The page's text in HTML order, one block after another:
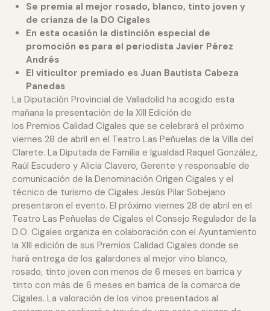
Se premia al mejor rosado, blanco, tinto joven y
de crianza de la DO Cigales
En esta ocasión la distinción especial de
promoción es para el periodista Javier Pérez
Andrés
El viticultor premiado es Juan Bautista Cabeza
Panedas
La Diputación Provincial de Valladolid ha acogido esta
mañana la presentación de la XIII Edición de
los Premios Calidad Cigales que se celebrará el próximo
viernes 28 de abril en el Teatro Las Peñuelas de la Villa del
Clarete. La Diputada de Familia e Igualdad Raquel González,
Raúl Escudero y Alicia Clavero, Gerente y responsable de
comunicación de la Denominación Origen Cigales y el
técnico de turismo de Cigales Jesús Pilar Sobejano
presentaron el evento. El próximo viernes 28 de abril en el
Teatro Las Peñuelas de Cigales el Consejo Regulador de la
D.O. Cigales organiza en colaboración con el Ayuntamiento
la XIII edición de sus Premios Calidad Cigales donde se
hará entrega de los galardones al mejor vino blanco,
rosado, tinto joven con menos de 6 meses en barrica y
tinto con más de 6 meses en barrica de la comarca de
Cigales. La valoración de los vinos presentados al